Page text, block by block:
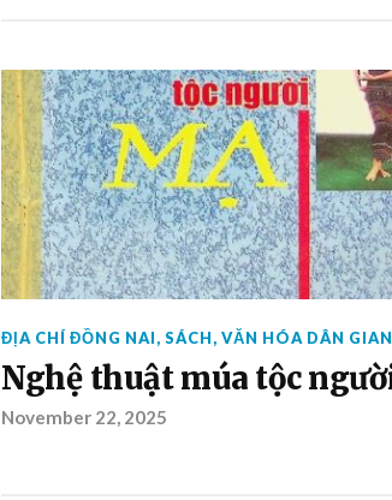
ĐỊA CHÍ ĐỒNG NAI, SÁCH, VĂN HÓA DÂN GIAN
Nghệ thuật múa tộc
November 22, 2025